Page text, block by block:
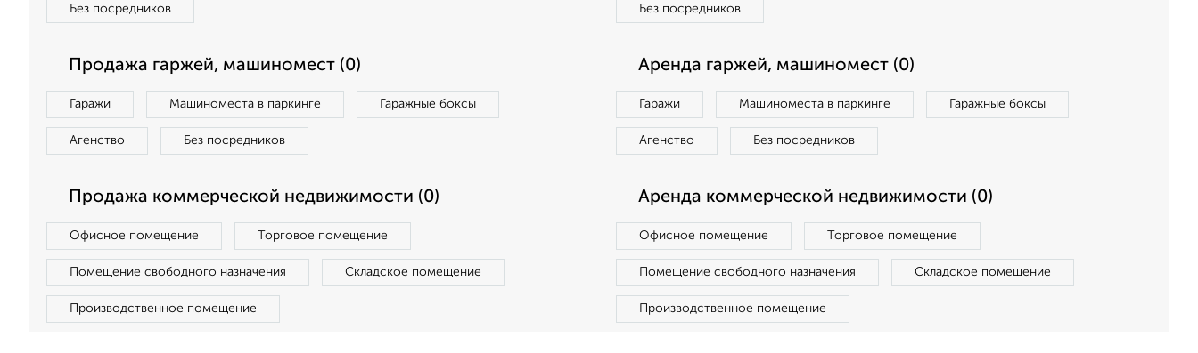
Без посредников Без посредников
Продажа гаржей, машиномест (0)
Гаражи Машиноместа в паркинге Гаражные боксы
Агенство Без посредников
Аренда гаржей, машиномест (0)
Гаражи Машиноместа в паркинге Гаражные боксы
Агенство Без посредников
Продажа коммерческой недвижимости (0)
Офисное помещение Торговое помещение
Помещение свободного назначения Складское помещение
Производственное помещение
Аренда коммерческой недвижимости (0)
Офисное помещение Торговое помещение
Помещение свободного назначения Складское помещение
Производственное помещение